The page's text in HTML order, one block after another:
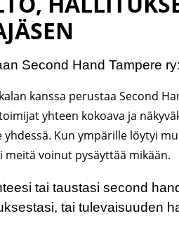
Second Hand Tampere
kanssa perustaa Second
yhteen kokoava ja
yhdessä. Kun ympärille löytyi
voinut pysäyttää mikään.
tai taustasi second
tai tulevaisuuden